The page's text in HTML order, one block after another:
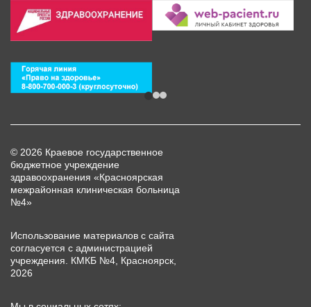
© 2026 Краевое государственное
бюджетное учреждение
здравоохранения «Красноярская
межрайонная клиническая больница
№4»
Использование материалов с сайта
согласуется с администрацией
учреждения. КМКБ №4, Красноярск,
2026